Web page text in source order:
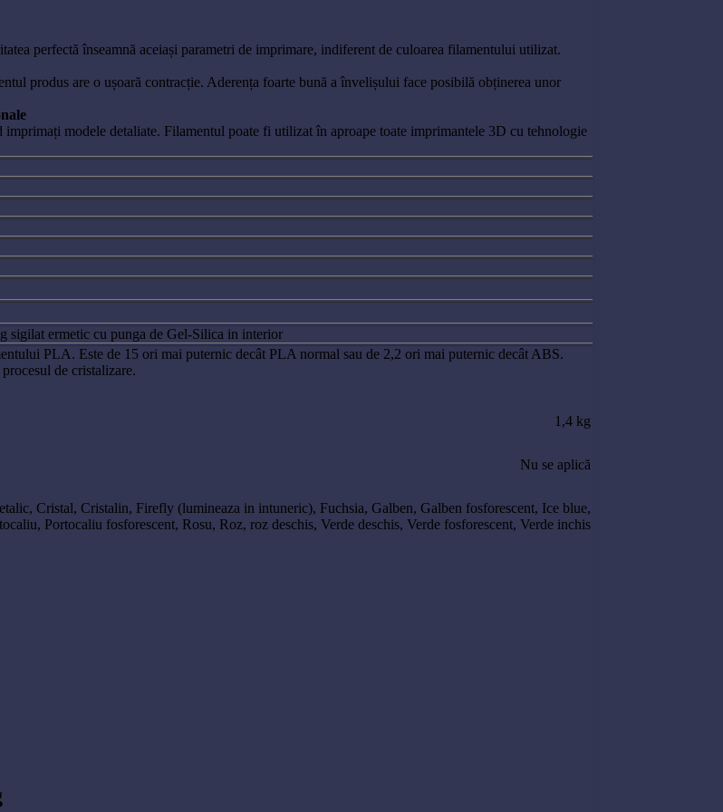
perfectă înseamnă aceiași parametri de imprimare, indiferent de culoarea filamentului utilizat.
produs are o ușoară contracție. Aderența foarte bună a învelișului face posibilă obținerea unor
modele detaliate. Filamentul poate fi utilizat în aproape toate imprimantele 3D cu tehnologie
sigilat ermetic cu punga de Gel-Silica in interior
PLA. Este de 15 ori mai puternic decât PLA normal sau de 2,2 ori mai puternic decât ABS.
de cristalizare.
1,4 kg
Nu se aplică
, Cristal, Cristalin, Firefly (lumineaza in intuneric), Fuchsia, Galben, Galben fosforescent, Ice blue,
, Portocaliu fosforescent, Rosu, Roz, roz deschis, Verde deschis, Verde fosforescent, Verde inchis